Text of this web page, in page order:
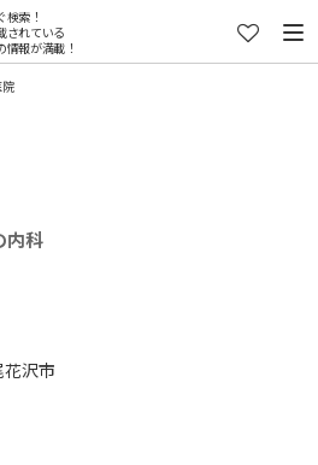
検索！
されている
情報が満載！
内科
沢市